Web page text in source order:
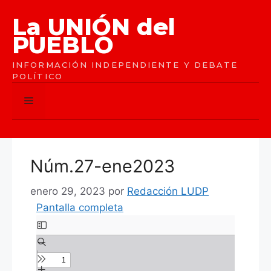
contenido
La UNIÓN del
PUEBLO
INFORMACIÓN INDEPENDIENTE Y DEBATE
POLÍTICO
Menú
Núm.27-ene2023
enero 29, 2023 por Redacción LUDP
Pantalla completa
Saltar
al
contenido
del